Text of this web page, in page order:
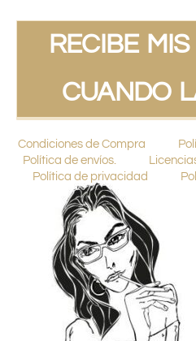
RECIBE
CUANDO
Condiciones de Compra
Política de envíos.
Política de privacidad